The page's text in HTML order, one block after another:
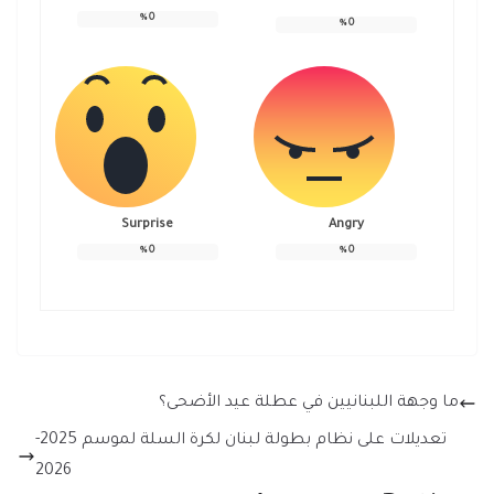
0
%
0
%
Angry
0
%
Surprise
0
%
ما وجهة اللبنانيين في عطلة عيد الأضحى؟
تعديلات على نظام بطولة لبنان لكرة السلة لموسم 2025-
2026